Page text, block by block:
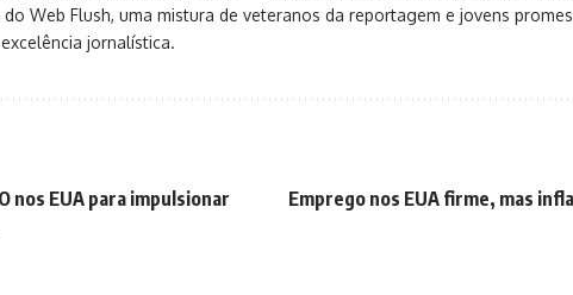
Web Flush, uma mistura de veteranos da reportagem e jovens
jornalística.
nos EUA para impulsionar
Emprego nos EUA firme, mas